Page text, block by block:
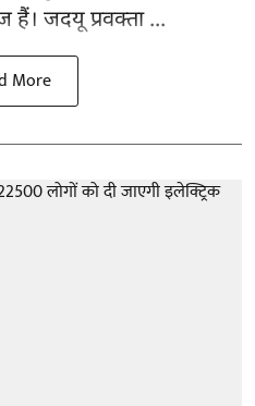
हैं। जदयू प्रवक्ता ...
More